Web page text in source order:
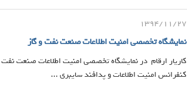
1394/11/27
نمایشگاه تخصصی امنیت اطلاعات صنعت نفت و گاز
کاریار ارقام در نمایشگاه تخصصی امنیت اطلاعات صنعت
کنفرانس امنیت اطلاعات و پدافند سایبری ...